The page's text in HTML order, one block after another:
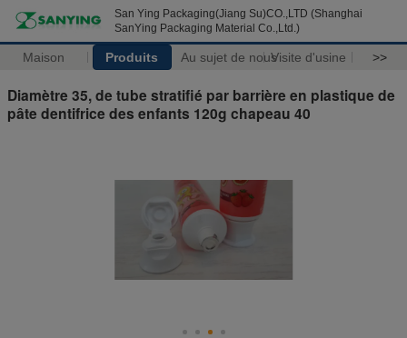
San Ying Packaging(Jiang Su)CO.,LTD (Shanghai
SanYing Packaging Material Co.,Ltd.)
Maison Produits Au sujet de nousVisite d'usine >>
Diamètre 35, de tube stratifié par barrière en plastique de
pâte dentifrice des enfants 120g chapeau 40